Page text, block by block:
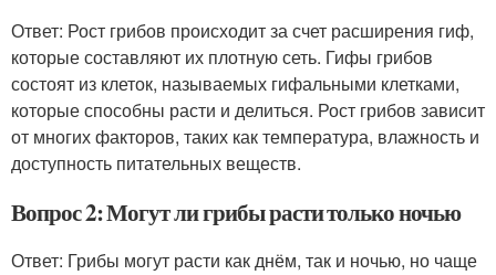
Ответ: Рост грибов происходит за счет расширения гиф,
которые составляют их плотную сеть. Гифы грибов
состоят из клеток, называемых гифальными клетками,
которые способны расти и делиться. Рост грибов зависит
от многих факторов, таких как температура, влажность и
доступность питательных веществ.
Вопрос 2: Могут ли грибы расти только ночью
Ответ: Грибы могут расти как днём, так и ночью, но чаще